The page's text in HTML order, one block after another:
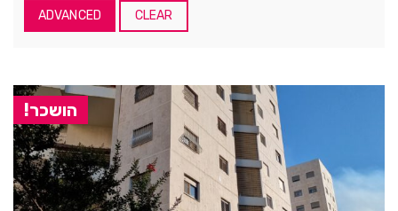
CLEAR
ADVANCED
הושכר!